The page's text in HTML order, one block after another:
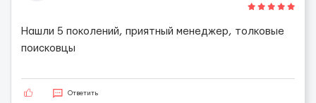
Нашли 5 поколений, приятный менеджер, толковые
поисковцы
Ответить